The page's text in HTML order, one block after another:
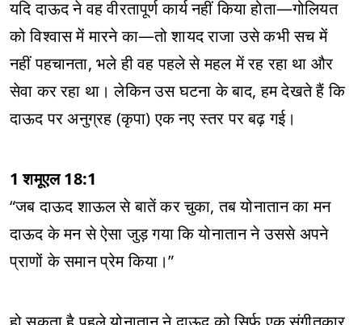
यदि दाऊद ने वह वीरतापूर्ण कार्य नहीं किया होता—गोलियत
को विश्वास में मारने का—तो शायद राजा उसे कभी सच में
नहीं पहचानता, भले ही वह पहले से महल में रह रहा था और
सेवा कर रहा था। लेकिन उस घटना के बाद, हम देखते हैं कि
दाऊद पर अनुग्रह (कृपा) एक नए स्तर पर बढ़ गई।
1 शमूएल 18:1
“जब दाऊद शाऊल से बातें कर चुका, तब योनातान का मन
दाऊद के मन से ऐसा जुड़ गया कि योनातान ने उससे अपने
प्राणों के समान प्रेम किया।”